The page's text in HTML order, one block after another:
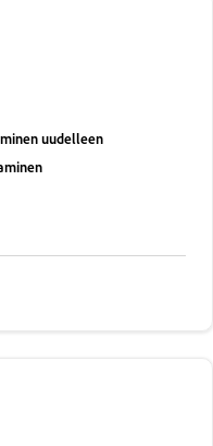
uudelleen